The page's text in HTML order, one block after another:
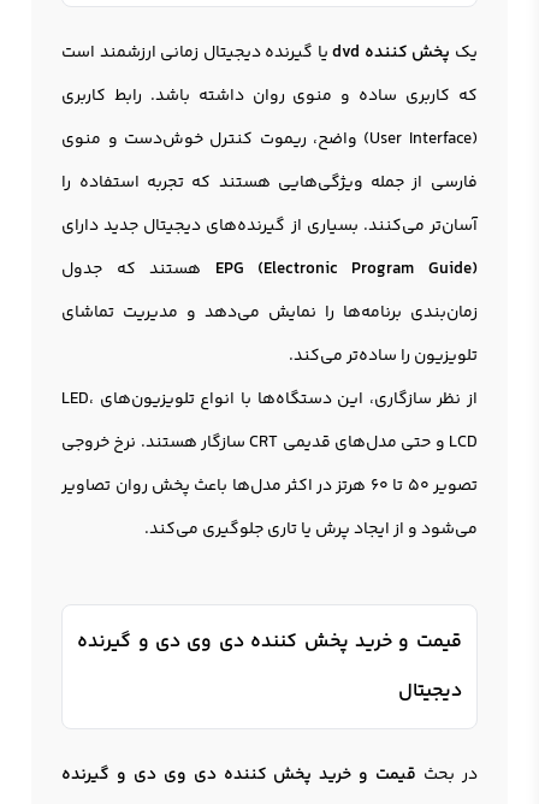
یک پخش کننده dvd
یا گيرنده دیجیتال زمانی ارزشمند است
که کاربری ساده و منوی روان داشته باشد. رابط کاربری
(User Interface) واضح، ریموت کنترل خوش‌دست و منوی
فارسی از جمله ویژگی‌هایی هستند که تجربه استفاده را
آسان‌تر می‌کنند. بسیاری از گیرنده‌های دیجیتال جدید دارای
EPG (Electronic Program Guide) هستند که جدول
زمان‌بندی برنامه‌ها را نمایش می‌دهد و مدیریت تماشای
تلویزیون را ساده‌تر می‌کند.
از نظر سازگاری، این دستگاه‌ها با انواع تلویزیون‌های LED،
LCD و حتی مدل‌های قدیمی CRT سازگار هستند. نرخ خروجی
تصویر 50 تا 60 هرتز در اکثر مدل‌ها باعث پخش روان تصاویر
می‌شود و از ایجاد پرش یا تاری جلوگیری می‌کند.
قیمت و خرید پخش کننده دی وی دی و گیرنده
دیجیتال
در بحث قیمت و خرید پخش کننده دی وی دی و گیرنده